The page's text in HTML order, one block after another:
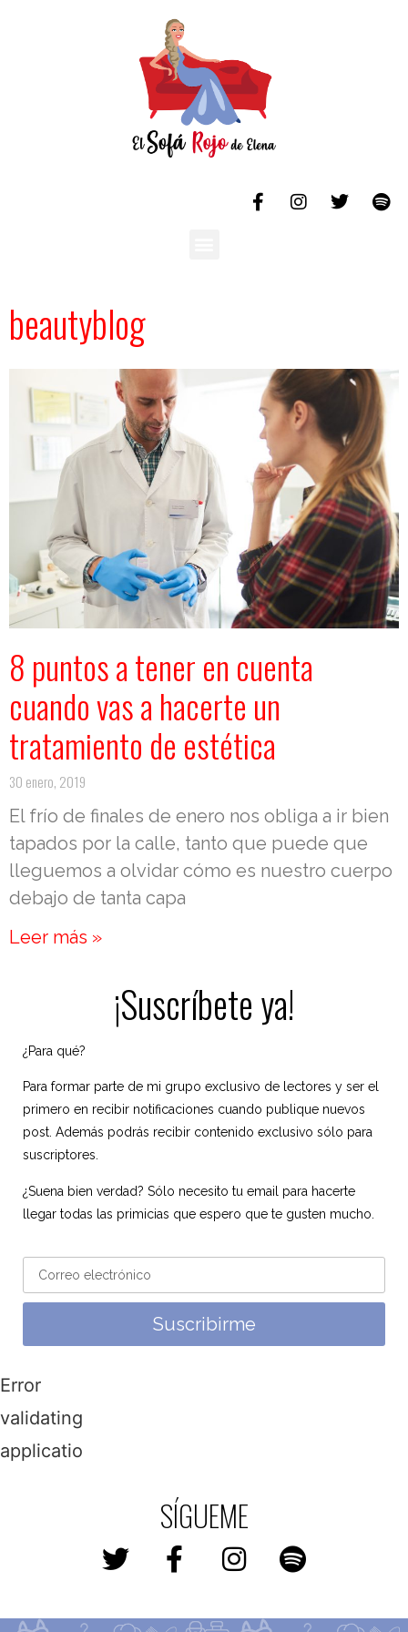
beautyblog
8 puntos a tener en cuenta
cuando vas a hacerte un
tratamiento de estética
30 enero, 2019
El frío de finales de enero nos obliga a ir bien
tapados por la calle, tanto que puede que
lleguemos a olvidar cómo es nuestro cuerpo
debajo de tanta capa
Leer más »
¡Suscríbete ya!
¿Para qué?
Para formar parte de mi grupo exclusivo de lectores y ser el
primero en recibir notificaciones cuando publique nuevos
post. Además podrás recibir contenido exclusivo sólo para
suscriptores.
¿Suena bien verdad? Sólo necesito tu email para hacerte
llegar todas las primicias que espero que te gusten mucho.
Suscribirme
Error
validating
application
SÍGUEME